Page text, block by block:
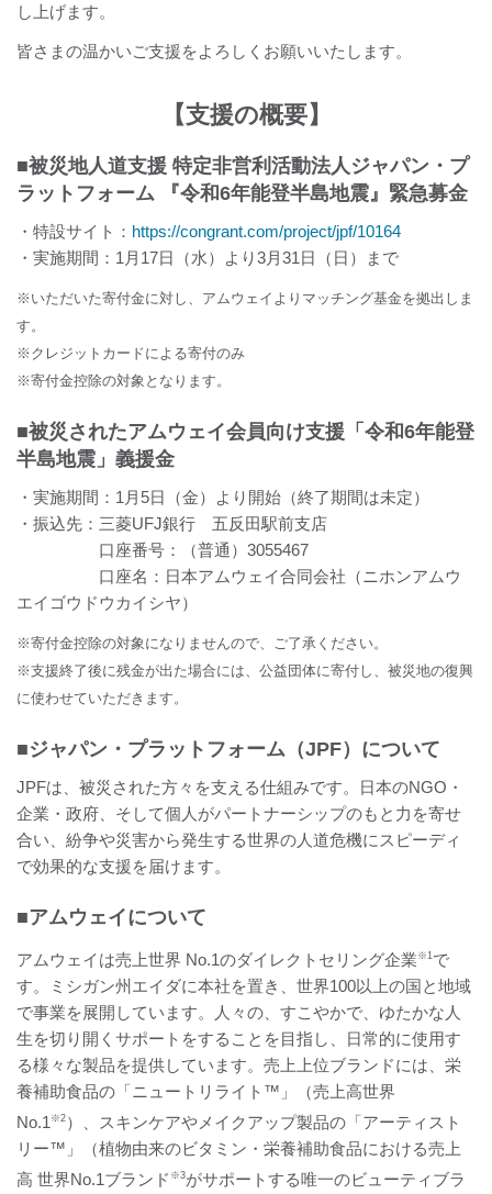
し上げます。
皆さまの温かいご支援をよろしくお願いいたします。
【支援の概要】
■被災地人道支援 特定非営利活動法人ジャパン・プ
ラットフォーム 『令和6年能登半島地震』緊急募金
・特設サイト： https://congrant.com/project/jpf/10164
・実施期間：1月17日（水）より3月31日（日）まで
※いただいた寄付金に対し、アムウェイよりマッチング基金を拠出しま
す。
※クレジットカードによる寄付のみ
※寄付金控除の対象となります。
■被災されたアムウェイ会員向け支援「令和6年能登
半島地震」義援金
・実施期間：1月5日（金）より開始（終了期間は未定）
・振込先：三菱UFJ銀行 五反田駅前支店
口座番号：（普通）3055467
口座名：日本アムウェイ合同会社（ニホンアムウ
エイゴウドウカイシヤ）
※寄付金控除の対象になりませんので、ご了承ください。
※支援終了後に残金が出た場合には、公益団体に寄付し、被災地の復興
に使わせていただきます。
■ジャパン・プラットフォーム（JPF）について
JPFは、被災された方々を支える仕組みです。日本のNGO・
企業・政府、そして個人がパートナーシップのもと力を寄せ
合い、紛争や災害から発生する世界の人道危機にスピーディ
で効果的な支援を届けます。
■アムウェイについて
アムウェイは売上世界 No.1のダイレクトセリング企業 ※1 で
す。ミシガン州エイダに本社を置き、世界100以上の国と地域
で事業を展開しています。人々の、すこやかで、ゆたかな人
生を切り開くサポートをすることを目指し、日常的に使用す
る様々な製品を提供しています。売上上位ブランドには、栄
養補助食品の「ニュートリライト™」（売上高世界
No.1 ※2 ）、スキンケアやメイクアップ製品の「アーティスト
リー™」（植物由来のビタミン・栄養補助食品における売上
高 世界No.1ブランド ※3がサポートする唯一のビューティブラ